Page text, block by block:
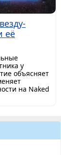
её
у
объясняет
на Naked